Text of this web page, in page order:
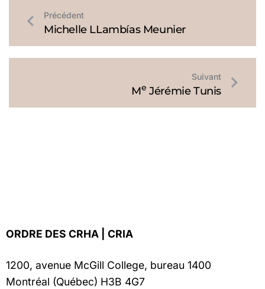
Précédent
Michelle LLambías Meunier
Suivant
Me Jérémie Tunis
ORDRE DES CRHA | CRIA
1200, avenue McGill College, bureau 1400
Montréal (Québec) H3B 4G7